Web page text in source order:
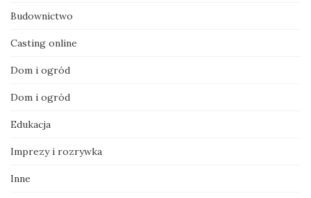
Budownictwo
Casting online
Dom i ogród
Dom i ogród
Edukacja
Imprezy i rozrywka
Inne